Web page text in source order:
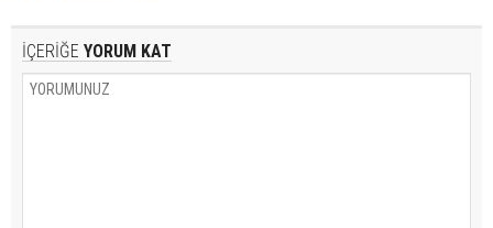
İÇERİĞE YORUM KAT